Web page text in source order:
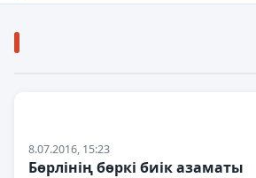
8.07.2016, 15:23
Бөрлінің бөркі биік азаматы